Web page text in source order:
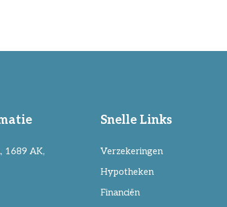
1689 AK,
Snelle Links
Verzekeringen
Hypotheken
Financiën